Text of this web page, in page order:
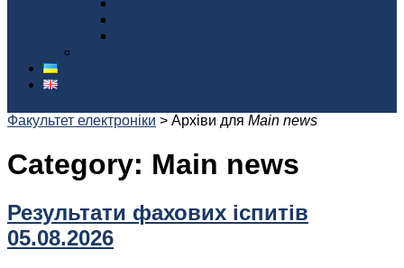
Факультет електроніки > Архіви для Main news
Category: Main news
Результати фахових іспитів
05.08.2026